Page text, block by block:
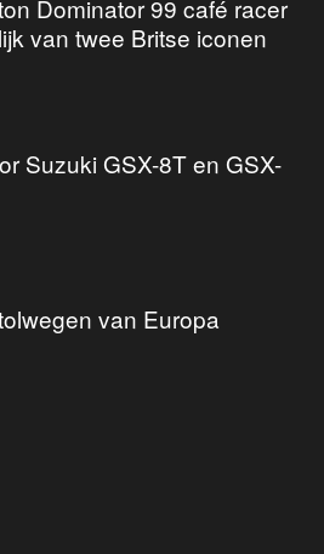
Dominator 99 café racer
van twee Britse iconen
Suzuki GSX-8T en GSX-
van Europa